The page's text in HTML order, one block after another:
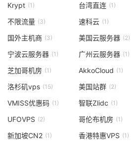
Krypt (1) 台湾直连 (1)
不限流量 (3) 速科云 (1)
国外主机商 (3) 美国云服务器 (2)
宁波云服务器 (1) 广州云服务器 (1)
芝加哥机房 (1) AkkoCloud (1)
洛杉矶vps (15) 美国站群 (2)
VMISS优惠码 (1) 智联Zlidc (1)
UFOVPS (2) 哥伦布机房 (1)
新加坡CN2 (1) 香港特惠VPS (1)